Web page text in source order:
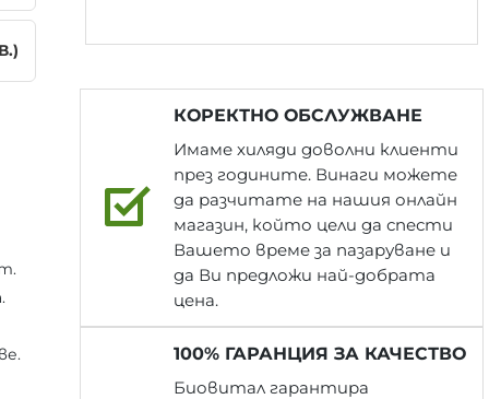
КОРЕКТНО ОБСЛУЖВАНЕ
Имаме хиляди доволни клиенти
през годините. Винаги можете
да разчитате на нашия онлайн
магазин, който цели да спести
Вашето време за пазаруване и
да Ви предложи най-добрата
цена.
100% ГАРАНЦИЯ ЗА КАЧЕСТВО
Биовитал гарантира